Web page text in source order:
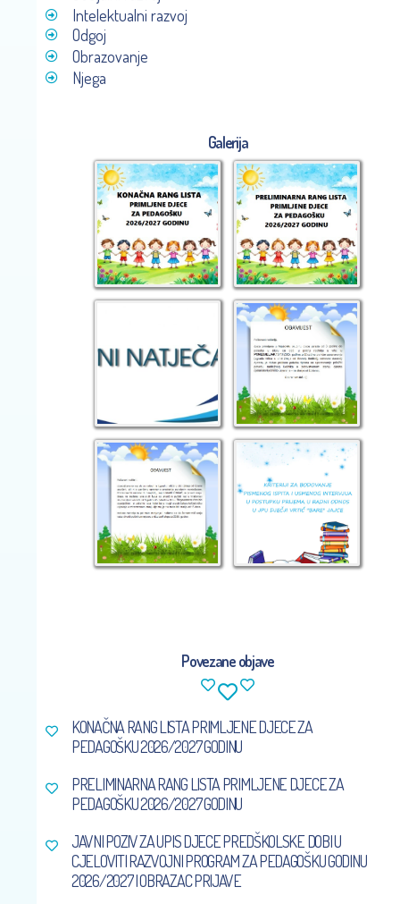
Intelektualni razvoj
Odgoj
Obrazovanje
Njega
Galerija
Povezane objave
KONAČNA RANG LISTA PRIMLJENE DJECE ZA
PEDAGOŠKU 2026/2027 GODINU
PRELIMINARNA RANG LISTA PRIMLJENE DJECE ZA
PEDAGOŠKU 2026/2027 GODINU
JAVNI POZIV ZA UPIS DJECE PREDŠKOLSKE DOBI U
CJELOVITI RAZVOJNI PROGRAM ZA PEDAGOŠKU GODINU
2026/2027 I OBRAZAC PRIJAVE